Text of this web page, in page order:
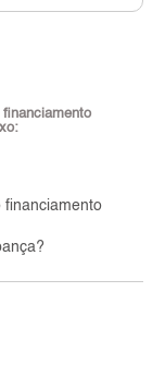
financiamento